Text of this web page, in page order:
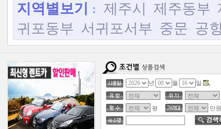
지역별보기 : 제주시 제주동부
귀포동부 서귀포서부 중문 공
년 월 일
평 만